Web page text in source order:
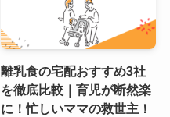
離乳食の宅配おすすめ3社
を徹底比較｜育児が断然楽
に！忙しいママの救世主！